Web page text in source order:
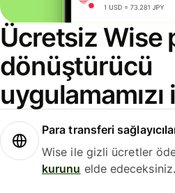
Ücretsiz Wise
dönüştürücü
Para transferi
Wise ile gizli ücretler
kurunu elde edeceksiniz.